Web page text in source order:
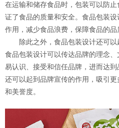
在运输和储存食品时，包装可以防
证了食品的质量和安全。食品包装
作用，减少食品浪费，保障食品的品
除此之外，食品包装设计还可以
食品包装设计可以传达品牌的理念
易认识、接受和信任品牌，进而达
还可以起到品牌宣传的作用，吸引
和美誉度。